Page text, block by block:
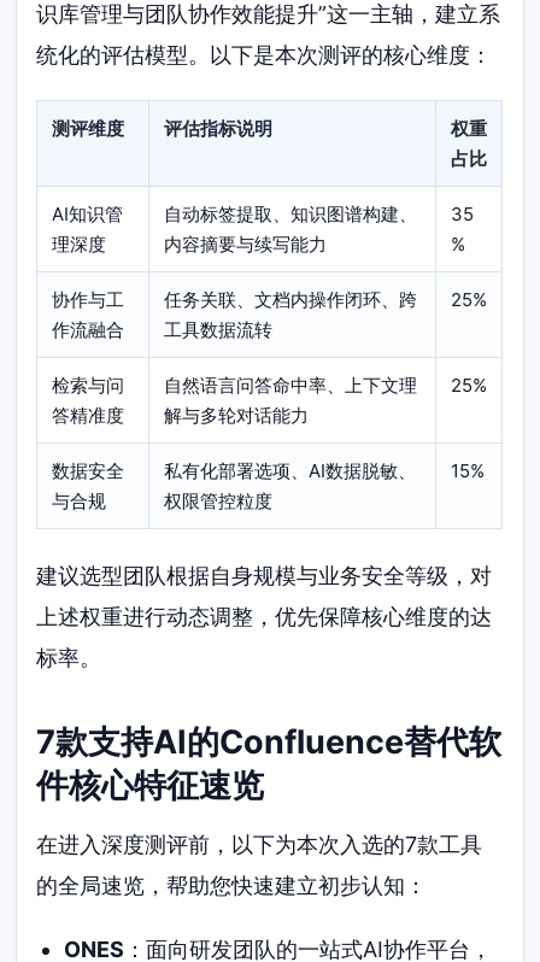
识库管理与团队协作效能提升”这一主轴，建立系
统化的评估模型。以下是本次测评的核心维度：
测评维度 评估指标说明
权重
占比
AI知识管
理深度
自动标签提取、知识图谱构建、
内容摘要与续写能力
35
%
协作与工
作流融合
任务关联、文档内操作闭环、跨
工具数据流转
25%
检索与问
答精准度
自然语言问答命中率、上下文理
解与多轮对话能力
25%
数据安全
与合规
私有化部署选项、AI数据脱敏、
权限管控粒度
15%
建议选型团队根据自身规模与业务安全等级，对
上述权重进行动态调整，优先保障核心维度的达
标率。
7款支持AI的Confluence替代软
件核心特征速览
在进入深度测评前，以下为本次入选的7款工具
的全局速览，帮助您快速建立初步认知：
ONES ：面向研发团队的一站式AI协作平台，